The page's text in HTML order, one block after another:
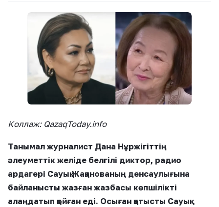
Коллаж: QazaqToday.info
Танымал журналист Дана Нұржігіттің
әлеуметтік желіде белгілі диктор, радио
ардагері Сауық Жақанованың денсаулығына
байланысты жазған жазбасы көпшілікті
алаңдатып қойған еді. Осыған қатысты Сауық